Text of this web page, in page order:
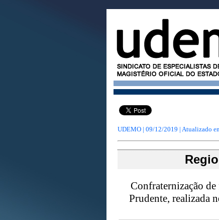
UDEMO | 09/12/2019 | Atualizado
Confraternização
Prudente, realizada